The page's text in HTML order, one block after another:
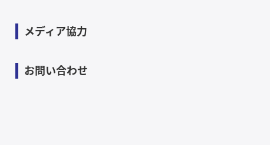
メディア協力
お問い合わせ